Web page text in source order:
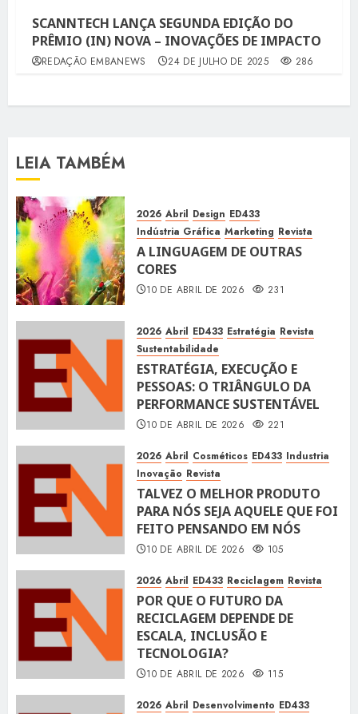
SCANNTECH LANÇA SEGUNDA EDIÇÃO DO
PRÊMIO (IN) NOVA – INOVAÇÕES DE IMPACTO
REDAÇÃO EMBANEWS 24 DE JULHO DE 2025 286
LEIA TAMBÉM
2026 Abril Design ED433
Indústria Gráfica Marketing Revista
A LINGUAGEM DE OUTRAS
CORES
10 DE ABRIL DE 2026 231
2026 Abril ED433 Estratégia Revista
Sustentabilidade
ESTRATÉGIA, EXECUÇÃO E
PESSOAS: O TRIÂNGULO DA
PERFORMANCE SUSTENTÁVEL
10 DE ABRIL DE 2026 221
2026 Abril Cosméticos ED433 Industria
Inovação Revista
TALVEZ O MELHOR PRODUTO
PARA NÓS SEJA AQUELE QUE FOI
FEITO PENSANDO EM NÓS
10 DE ABRIL DE 2026 105
2026 Abril ED433 Reciclagem Revista
POR QUE O FUTURO DA
RECICLAGEM DEPENDE DE
ESCALA, INCLUSÃO E
TECNOLOGIA?
10 DE ABRIL DE 2026 115
2026 Abril Desenvolvimento ED433